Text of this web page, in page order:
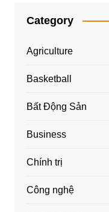
Category
Agriculture
Basketball
Bất Động Sản
Business
Chính trị
Công nghệ